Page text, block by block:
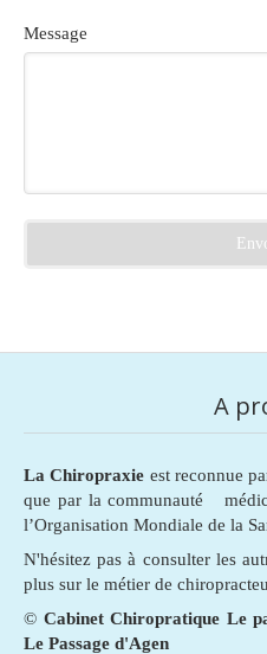
Message
A
La Chiropraxie est reconnue
que par la communauté
l’Organisation Mondiale de la
N'hésitez pas à consulter les
plus sur le métier de
© Cabinet Chiropratique Le
Le Passage d'Agen